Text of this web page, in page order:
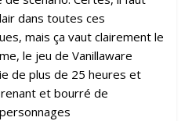
dans toutes ces
mais ça vaut clairement le
le jeu de Vanillaware
de plus de 25 heures et
et bourré de